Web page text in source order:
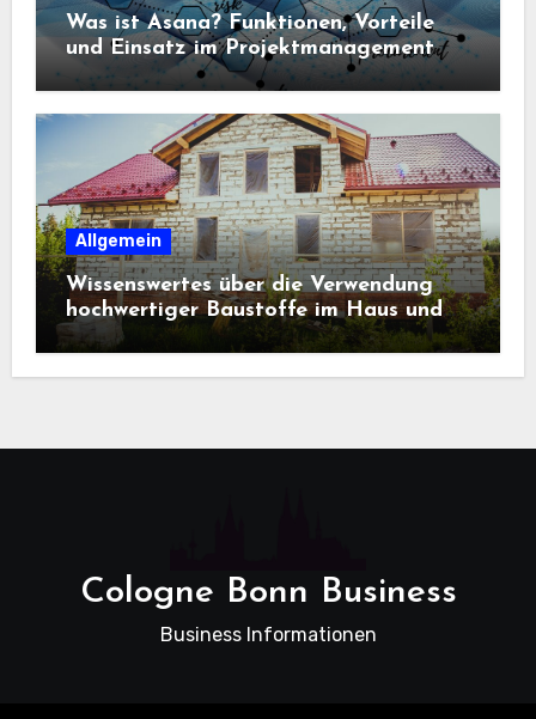
Was ist Asana? Funktionen, Vorteile
und Einsatz im Projektmanagement
Allgemein
Wissenswertes über die Verwendung
hochwertiger Baustoffe im Haus und
beim Hausbau
Cologne Bonn Business
Business Informationen